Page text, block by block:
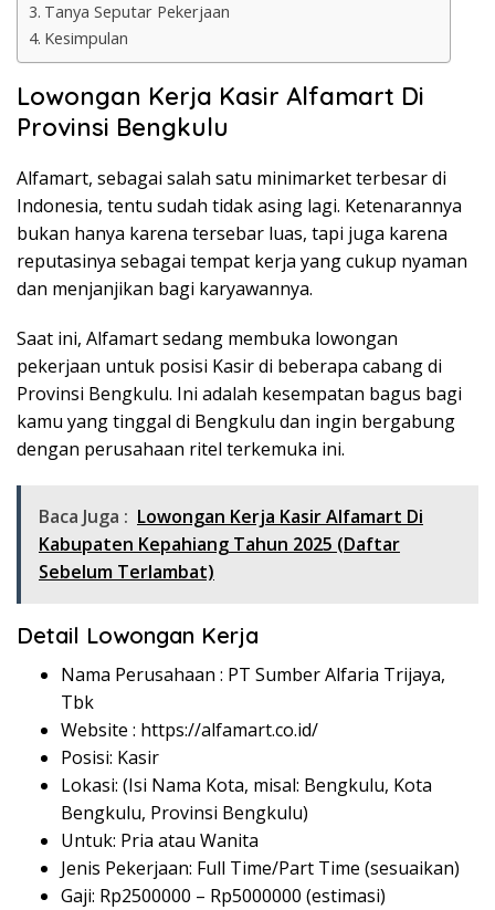
Tanya Seputar Pekerjaan
Kesimpulan
Lowongan Kerja Kasir Alfamart Di
Provinsi Bengkulu
Alfamart, sebagai salah satu minimarket terbesar di
Indonesia, tentu sudah tidak asing lagi. Ketenarannya
bukan hanya karena tersebar luas, tapi juga karena
reputasinya sebagai tempat kerja yang cukup nyaman
dan menjanjikan bagi karyawannya.
Saat ini, Alfamart sedang membuka lowongan
pekerjaan untuk posisi Kasir di beberapa cabang di
Provinsi Bengkulu. Ini adalah kesempatan bagus bagi
kamu yang tinggal di Bengkulu dan ingin bergabung
dengan perusahaan ritel terkemuka ini.
Baca Juga : Lowongan Kerja Kasir Alfamart Di
Kabupaten Kepahiang Tahun 2025 (Daftar
Sebelum Terlambat)
Detail Lowongan Kerja
Nama Perusahaan : PT Sumber Alfaria Trijaya,
Tbk
Website : https://alfamart.co.id/
Posisi: Kasir
Lokasi: (Isi Nama Kota, misal: Bengkulu, Kota
Bengkulu, Provinsi Bengkulu)
Untuk: Pria atau Wanita
Jenis Pekerjaan: Full Time/Part Time (sesuaikan)
Gaji: Rp2500000 – Rp5000000 (estimasi)